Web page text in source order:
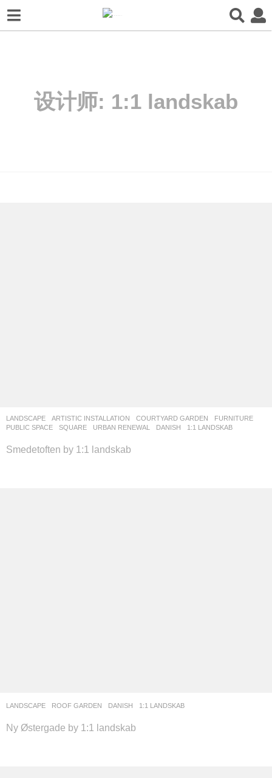
设计师: 1:1 landskab
LANDSCAPE ARTISTIC INSTALLATION ,COURTYARD GARDEN ,FURNITURE
PUBLIC SPACE
,SQUARE ,URBAN RENEWAL DANISH 1:1 LANDSKAB
Smedetoften by 1:1 landskab
LANDSCAPE ROOF GARDEN DANISH 1:1 LANDSKAB
Ny Østergade by 1:1 landskab